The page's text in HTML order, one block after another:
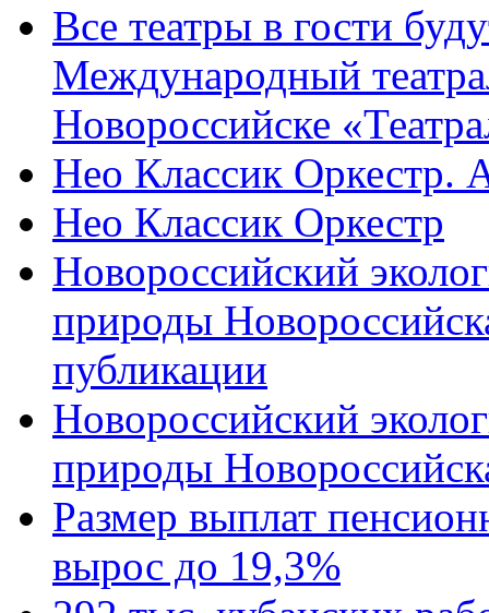
Все театры в гости
Международный
Новороссийске
Нео Классик Оркестр.
Нео Классик Оркестр
Новороссийский
природы
публикации
Новороссийский
природы
Размер выплат
вырос до 19,3%